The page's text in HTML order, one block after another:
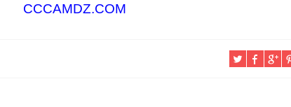
CCCAMDZ.COM